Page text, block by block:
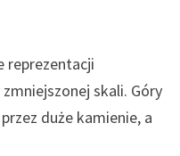
reprezentacji
skali. Góry
duże kamienie, a